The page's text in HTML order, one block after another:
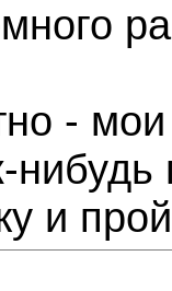
-
нибудь
и